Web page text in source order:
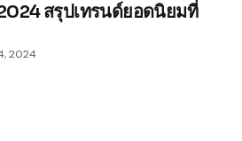
สรุปเทรนด์ยอดนิยมที่
2024